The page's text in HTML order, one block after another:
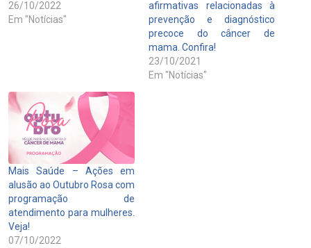
26/10/2022
Em "Notícias"
afirmativas relacionadas à
prevenção e diagnóstico
precoce do câncer de
mama. Confira!
23/10/2021
Em "Notícias"
Mais Saúde – Ações em
alusão ao Outubro Rosa com
programação de
atendimento para mulheres.
Veja!
07/10/2022